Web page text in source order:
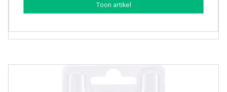
Toon artikel